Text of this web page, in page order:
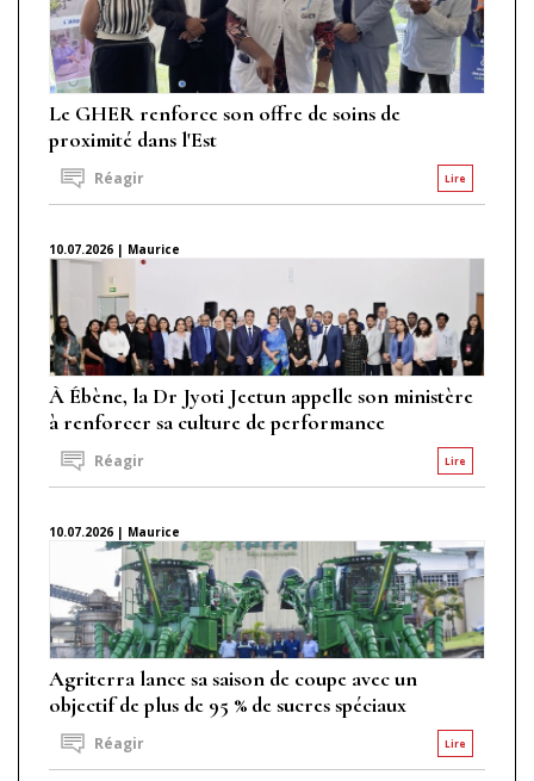
Le GHER renforce son offre de soins de
proximité dans l'Est
Lire
Réagir
10.07.2026 | Maurice
À Ébène, la Dr Jyoti Jeetun appelle son ministère
à renforcer sa culture de performance
Lire
Réagir
10.07.2026 | Maurice
Agriterra lance sa saison de coupe avec un
objectif de plus de 95 % de sucres spéciaux
Lire
Réagir